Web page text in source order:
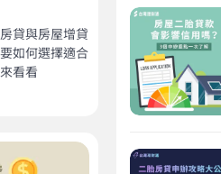
貸與房屋增貸
如何選擇適合
看看